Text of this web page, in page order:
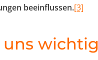
beeinflussen.[3]
uns